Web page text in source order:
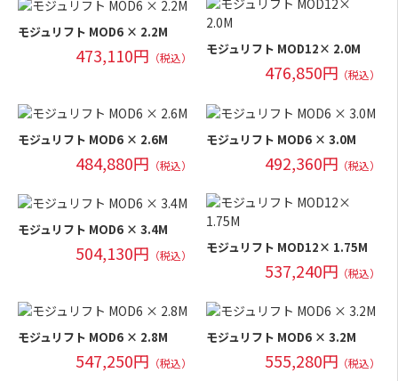
モジュリフト MOD6 × 2.2M
473,110円 （税込）
モジュリフト MOD12× 2.0M
476,850円 （税込）
モジュリフト MOD6 × 2.6M
484,880円 （税込）
モジュリフト MOD6 × 3.0M
492,360円 （税込）
モジュリフト MOD6 × 3.4M
504,130円 （税込）
モジュリフト MOD12× 1.75M
537,240円 （税込）
モジュリフト MOD6 × 2.8M
547,250円 （税込）
モジュリフト MOD6 × 3.2M
555,280円 （税込）